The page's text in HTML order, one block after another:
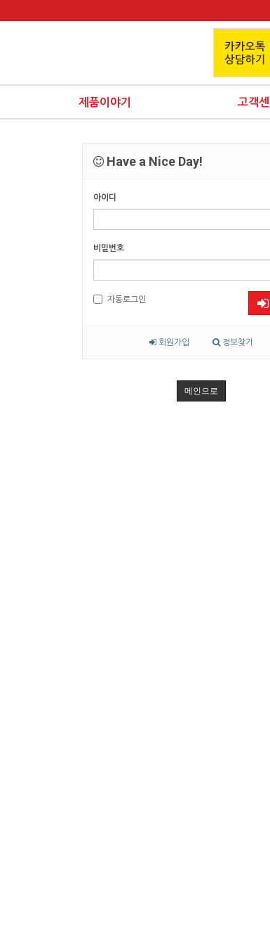
제품이야기 고객센
Have a Nice Day!
아이디
비밀번호
자동로그인
회원가입 정보찾기
메인으로